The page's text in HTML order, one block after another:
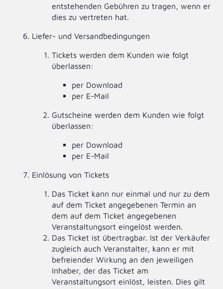
entstehenden Gebühren zu tragen, wenn er
dies zu vertreten hat.
Liefer- und Versandbedingungen
Tickets werden dem Kunden wie folgt
überlassen:
per Download
per E-Mail
Gutscheine werden dem Kunden wie folgt
überlassen:
per Download
per E-Mail
Einlösung von Tickets
Das Ticket kann nur einmal und nur zu dem
auf dem Ticket angegebenen Termin an
dem auf dem Ticket angegebenen
Veranstaltungsort eingelöst werden.
Das Ticket ist übertragbar. Ist der Verkäufer
zugleich auch Veranstalter, kann er mit
befreiender Wirkung an den jeweiligen
Inhaber, der das Ticket am
Veranstaltungsort einlöst, leisten. Dies gilt